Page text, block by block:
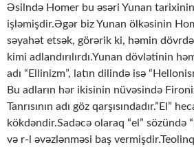
Əsilndə Homer bu əsəri Yunan
işləmişdir.Əgər biz Yunan ölkəsinin
səyahət etsək, görərik ki, həmin dövrdə
kimi adlandırılırdı.Yunan dövlətinin
adı “Ellinizm”, latın dilində isə
Bu adların hər ikisinin nüvəsində
Tanrısının adı göz qarşısındadır.”El”
kökdəndir.Sadəcə olaraq “el” sözündə
və r-l əvəzlənməsi baş